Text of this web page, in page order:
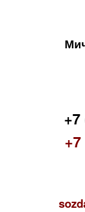
+7
s